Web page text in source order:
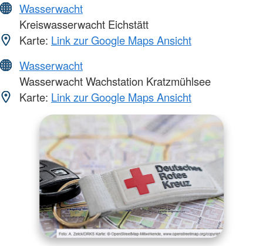
Wasserwacht
Kreiswasserwacht Eichstätt
Karte: Link zur Google Maps Ansicht
Wasserwacht
Wasserwacht Wachstation Kratzmühlsee
Karte: Link zur Google Maps Ansicht